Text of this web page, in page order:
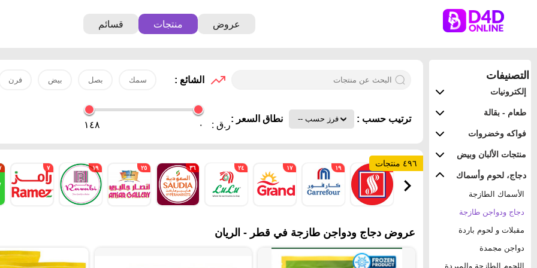
عروض منتجات قسائم
التصنيفات
إلكترونيات
طعام - بقالة
فواكه وخضروات
منتجات الألبان وبيض
دجاج، لحوم وأسماك
الأسماك الطازجة
دجاج ودواجن طازجة
مقبلات و لحوم باردة
دواجن مجمدة
اللحوم الطازجة والمبردة
الشائع : سمك بصل بيض فرن
ترتيب حسب : نطاق السعر :
ر.ق : ٠ ١٤٨
٤٩٦ منتجات ٢٦ ١٩ ١٧ ٢٤ ٣٦ ٢٥ ١٩ ٧
عروض دجاج ودواجن طازجة في قطر - الريان